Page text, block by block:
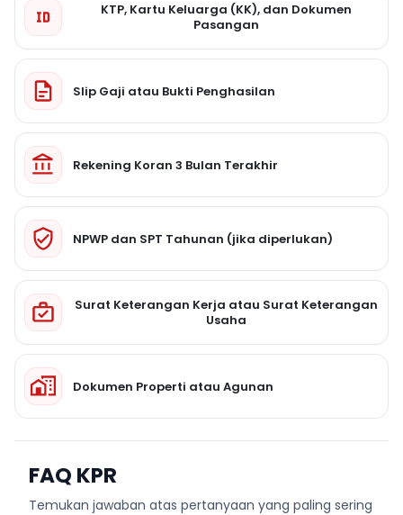
KTP, Kartu Keluarga (KK), dan Dokumen
Pasangan
Slip Gaji atau Bukti Penghasilan
Rekening Koran 3 Bulan Terakhir
NPWP dan SPT Tahunan (jika diperlukan)
Surat Keterangan Kerja atau Surat Keterangan
Usaha
Dokumen Properti atau Agunan
FAQ KPR
Temukan jawaban atas pertanyaan yang paling sering